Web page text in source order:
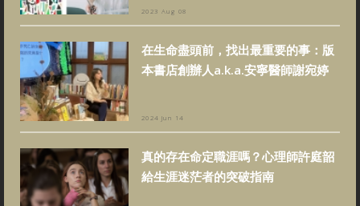
2023 Aug 08
在生命盡頭前，找出最重要的事：版
本書店創辦人a.k.a.安寧醫師謝宛婷
2024 Jun 14
真的存在命定職涯嗎？心理師許庭韶
給生涯迷茫者的突破指南